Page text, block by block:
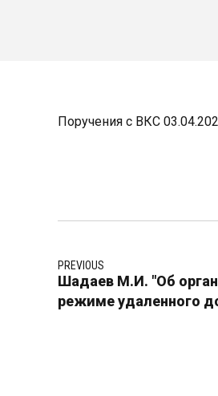
Поручения с ВКС
PREVIOUS
Шадаев М.И. "Об
режиме удаленного